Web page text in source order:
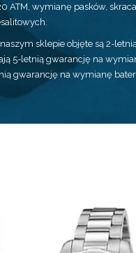
ATM, wymianę pasków,
sklepie objęte są 2-
5-letnią gwarancję na
gwarancję na wymianę